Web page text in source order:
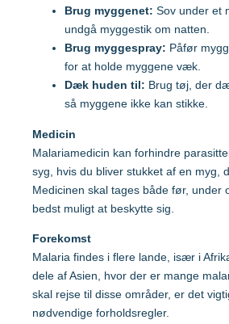
Vaccination af børn
Mere viden om
Lommebogen – Din korte rejseguide
Søg og find anbefalinger
Søg efter destination
Nepal
Sri Lanka
Sydafrika
Tanzania
Thailand
Brug myggenet: Sov under et
undgå myggestik om natten.
Brug myggespray: Påfør
for at holde myggene væk.
Dæk huden til: Brug tøj, der
så myggene ikke kan stikke.
Medicin
Malariamedicin kan forhindre
syg, hvis du bliver stukket af en myg,
Medicinen skal tages både før, under
bedst muligt at beskytte sig.
Forekomst
Malaria findes i flere lande, især i
dele af Asien, hvor der er mange
skal rejse til disse områder, er det
nødvendige forholdsregler.